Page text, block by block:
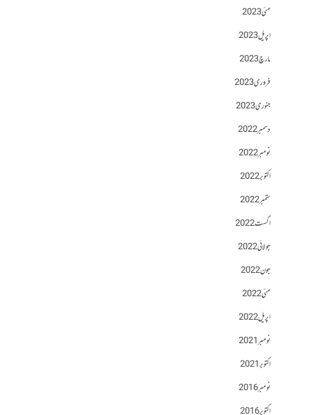
مئی 2023
اپریل 2023
مارچ 2023
فروری 2023
جنوری 2023
دسمبر 2022
نومبر 2022
اکتوبر 2022
ستمبر 2022
اگست 2022
جولائی 2022
جون 2022
مئی 2022
اپریل 2022
نومبر 2021
اکتوبر 2021
نومبر 2016